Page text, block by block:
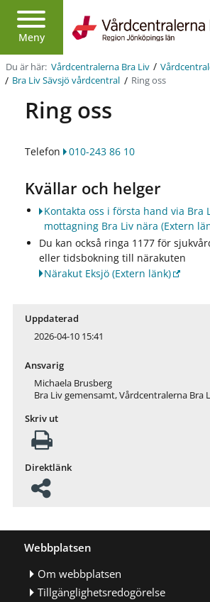
Meny
Region
Jönköpings
län
Du är här: Vårdcentralerna Bra Liv /
/ Bra Liv Sävsjö vårdcentral / Ring oss
Ring oss
Telefon 010-243 86 10
Kvällar och helger
Kontakta oss i första hand via Bra
mottagning Bra Liv nära (Extern
Du kan också ringa 1177 för
eller tidsbokning till närakuten
Närakut Eksjö (Extern länk)
Uppdaterad
2026-04-10 15:41
Ansvarig
Michaela Brusberg
Bra Liv gemensamt, Vårdcentralerna Bra
Skriv ut
Direktlänk
Webbplatsen
Om webbplatsen
Tillgänglighetsredogörelse